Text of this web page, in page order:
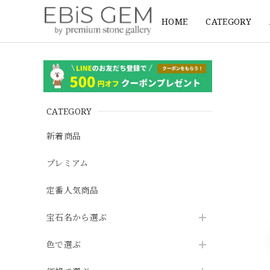
HOME CATEGORY
CATEGORY
新着商品
プレミアム
定番人気商品
宝石名から選ぶ
色で選ぶ